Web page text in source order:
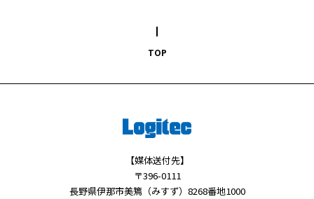
TOP
【媒体送付先】
〒396-0111
長野県伊那市美篶（みすず）8268番地1000